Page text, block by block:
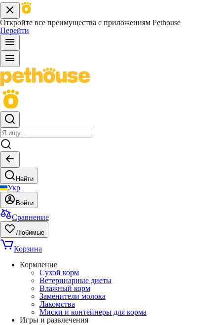
Откройте все преимущества с приложениям Pethouse
Перейти
Найти
Укр
Войти
Сравнение
Любимые
Корзина
Кормление
Сухой корм
Ветеринарные диеты
Влажный корм
Заменители молока
Лакомства
Миски и контейнеры для корма
Игры и развлечения